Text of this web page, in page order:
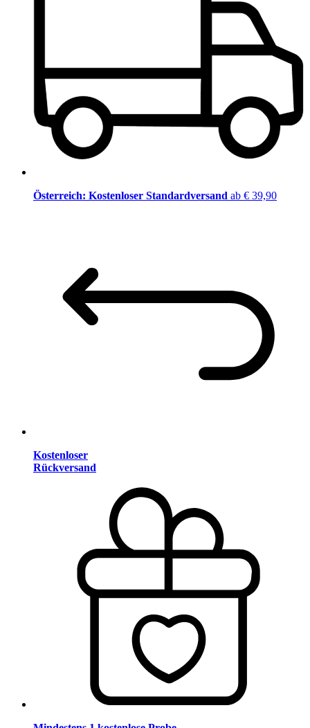
Österreich: Kostenloser Standardversand ab € 39,90
Kostenloser
Rückversand